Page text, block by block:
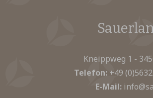
Kneippweg 1 -
Telefon: +49
E-Mail: